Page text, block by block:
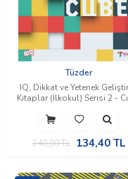
Tüzder
​IQ, Dikkat ve Yetenek
Kitaplar (İlkokul) Serisi 2 -
240,00TL 134,40 TL